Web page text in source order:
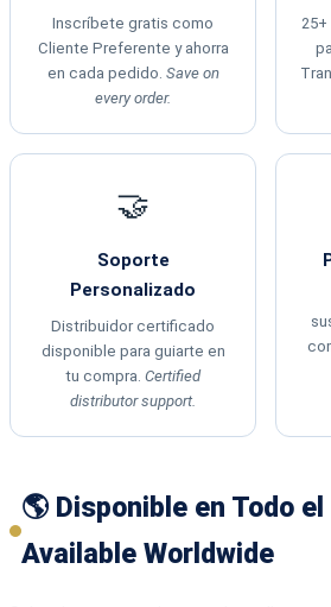
Inscríbete gratis como
Cliente Preferente y ahorra
en cada pedido. Save on
every order.
🤝
Soporte
Personalizado
Distribuidor certificado
disponible para guiarte en
tu compra. Certified
distributor support.
🌎 Disponible en Todo
Available Worldwide